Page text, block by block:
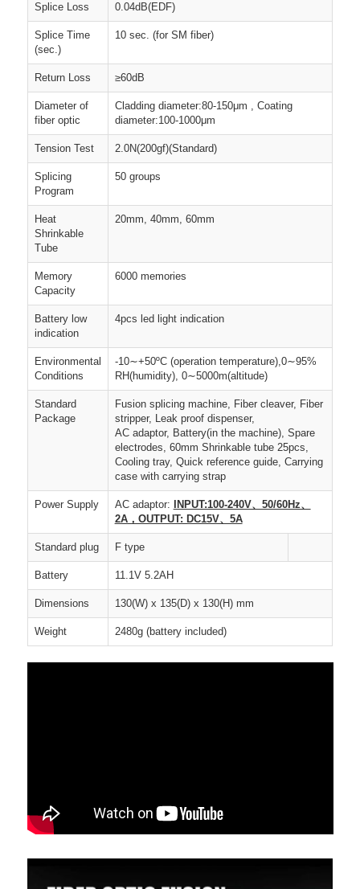
Splice Loss
0.04dB(EDF)
Splice Time
(sec.)
10 sec. (for SM fiber)
Return Loss ≥60dB
Diameter of
fiber optic
Cladding diameter:80-150μm , Coating
diameter:100-1000μm
Tension Test 2.0N(200gf)(Standard)
Splicing
Program
50 groups
Heat
Shrinkable
Tube
20mm, 40mm, 60mm
Memory
Capacity
6000 memories
Battery low
indication
4pcs led light indication
Environmental
Conditions
-10∼+50ºC (operation temperature),0∼95%
RH(humidity), 0∼5000m(altitude)
Standard
Package
Fusion splicing machine, Fiber cleaver, Fiber
stripper, Leak proof dispenser,
AC adaptor, Battery(in the machine), Spare
electrodes, 60mm Shrinkable tube 25pcs,
Cooling tray, Quick reference guide, Carrying
case with carrying strap
Power Supply AC adaptor:
INPUT:100-240V、50/60Hz、
2A，OUTPUT: DC15V、5A
Standard plug F type
Battery 11.1V 5.2AH
Dimensions 130(W) x 135(D) x 130(H) mm
Weight 2480g (battery included)